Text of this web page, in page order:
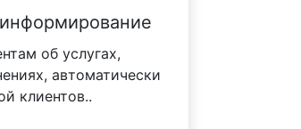
об услугах,
автоматически
клиентов..